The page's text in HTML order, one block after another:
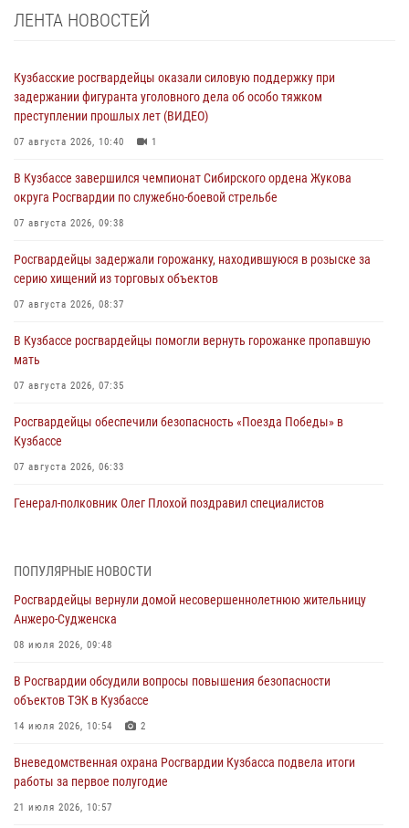
ЛЕНТА НОВОСТЕЙ
Кузбасские росгвардейцы оказали силовую поддержку при
задержании фигуранта уголовного дела об особо тяжком
преступлении прошлых лет (ВИДЕО)
07 августа 2026, 10:40 1
В Кузбассе завершился чемпионат Сибирского ордена Жукова
округа Росгвардии по служебно-боевой стрельбе
07 августа 2026, 09:38
Росгвардейцы задержали горожанку, находившуюся в розыске за
серию хищений из торговых объектов
07 августа 2026, 08:37
В Кузбассе росгвардейцы помогли вернуть горожанке пропавшую
мать
07 августа 2026, 07:35
Росгвардейцы обеспечили безопасность «Поезда Победы» в
Кузбассе
07 августа 2026, 06:33
Генерал-полковник Олег Плохой поздравил специалистов
07 августа 2026, 05:32
С 1 сентября 2026 года вступает в силу новый федеральный закон о
частной охранной деятельности
06 августа 2026, 10:19
Росгвардейцы задержали предполагаемого виновника причинения
ножевого ранения кемеровчанину
06 августа 2026, 09:18
Росгвардейцы задержали мужчину, повредившего имущество
горожанки
06 августа 2026, 08:17
ПОПУЛЯРНЫЕ НОВОСТИ
Росгвардейцы вернули домой несовершеннолетнюю жительницу
Анжеро-Судженска
08 июля 2026, 09:48
В Росгвардии обсудили вопросы повышения безопасности
объектов ТЭК в Кузбассе
14 июля 2026, 10:54 2
Вневедомственная охрана Росгвардии Кузбасса подвела итоги
работы за первое полугодие
21 июля 2026, 10:57